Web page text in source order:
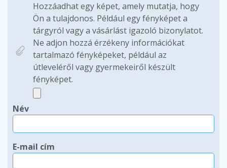
Hozzáadhat egy képet, amely mutatja, hogy
Ön a tulajdonos. Például egy fényképet a
tárgyról vagy a vásárlást igazoló bizonylatot.
Ne adjon hozzá érzékeny információkat
tartalmazó fényképeket, például az
útleveléről vagy gyermekeiről készült
fényképet.
Név
E-mail cím